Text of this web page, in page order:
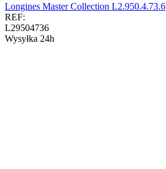
Longines Master Collection L2.950.4.73.6
REF:
L29504736
Wysyłka 24h